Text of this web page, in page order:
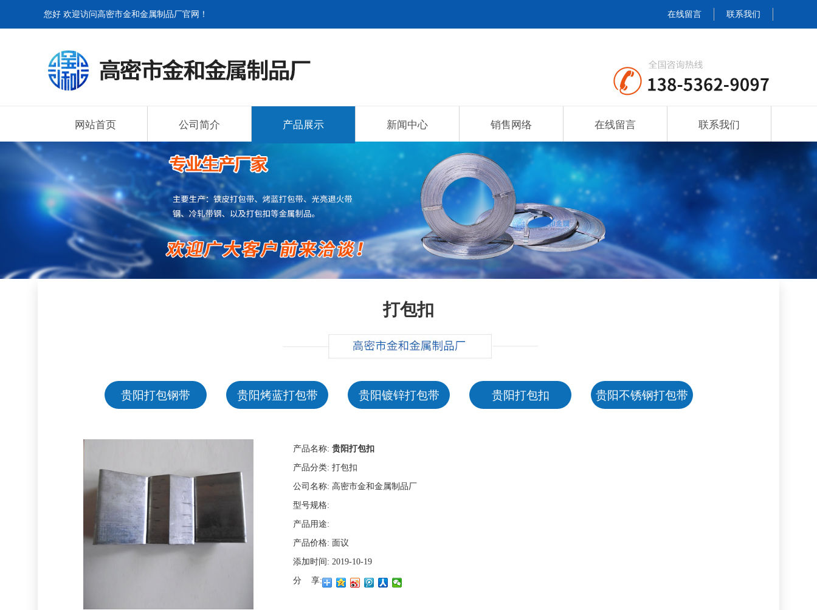
您好 欢迎访问高密市金和金属制品厂官网！ 在线留言 联系我们
网站首页 公司简介 产品展示 新闻中心 销售网络 在线留言 联系我们
打包扣
贵阳打包钢带 贵阳烤蓝打包带 贵阳镀锌打包带 贵阳打包扣 贵阳不锈钢打包带
产品名称: 贵阳打包扣
产品分类: 打包扣
公司名称: 高密市金和金属制品厂
型号规格:
产品用途:
产品价格: 面议
添加时间: 2019-10-19
分 享: